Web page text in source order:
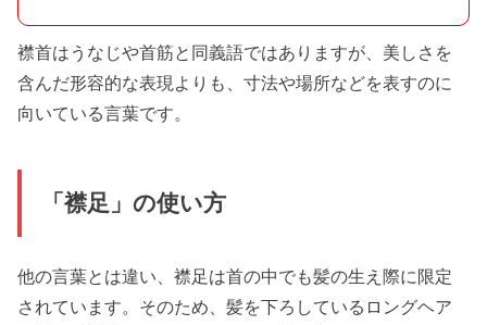
襟首はうなじや首筋と同義語ではありますが、美しさを
含んだ形容的な表現よりも、寸法や場所などを表すのに
向いている言葉です。
「襟足」の使い方
他の言葉とは違い、襟足は首の中でも髪の生え際に限定
されています。そのため、髪を下ろしているロングヘア